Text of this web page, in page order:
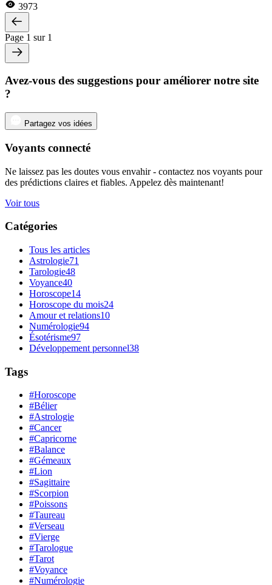
3973
Page 1 sur 1
Avez-vous des suggestions pour améliorer notre site
?
Partagez vos idées
Voyants connecté
Ne laissez pas les doutes vous envahir - contactez nos voyants pour
des prédictions claires et fiables. Appelez dès maintenant!
Voir tous
Catégories
Tous les articles
Astrologie71
Tarologie48
Voyance40
Horoscope14
Horoscope du mois24
Amour et relations10
Numérologie94
Ésotérisme97
Développement personnel38
Tags
#Horoscope
#Bélier
#Astrologie
#Cancer
#Capricorne
#Balance
#Gémeaux
#Lion
#Sagittaire
#Scorpion
#Poissons
#Taureau
#Verseau
#Vierge
#Tarologue
#Tarot
#Voyance
#Numérologie